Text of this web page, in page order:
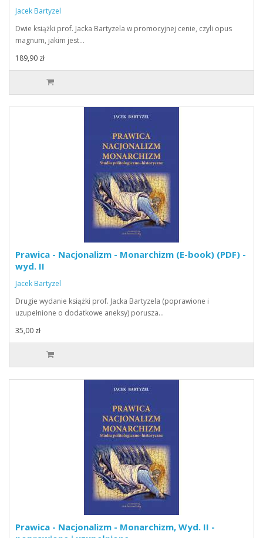
Jacek Bartyzel
Dwie książki prof. Jacka Bartyzela w promocyjnej cenie, czyli opus
magnum, jakim jest…
189,90 zł
Prawica - Nacjonalizm - Monarchizm (E-book) (PDF) -
wyd. II
Jacek Bartyzel
Drugie wydanie książki prof. Jacka Bartyzela (poprawione i
uzupełnione o dodatkowe aneksy) porusza…
35,00 zł
Prawica - Nacjonalizm - Monarchizm, Wyd. II -